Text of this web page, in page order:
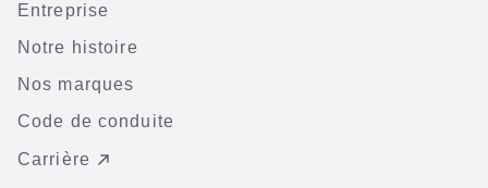
Entreprise
Notre histoire
Nos marques
Code de conduite
Carrière